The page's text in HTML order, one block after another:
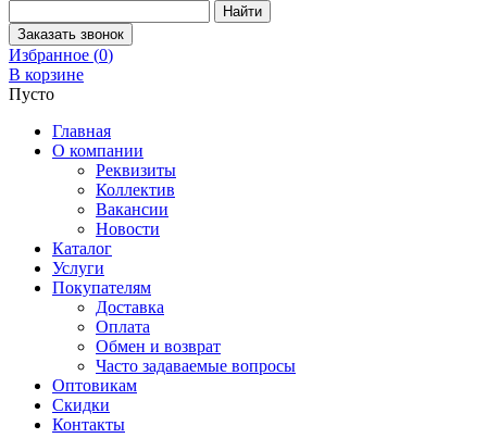
Избранное (0)
В корзине
Пусто
Главная
О компании
Реквизиты
Коллектив
Вакансии
Новости
Каталог
Услуги
Покупателям
Доставка
Оплата
Обмен и возврат
Часто задаваемые вопросы
Оптовикам
Скидки
Контакты